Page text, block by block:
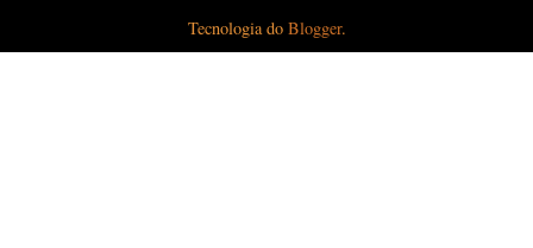
Tecnologia do Blogger.